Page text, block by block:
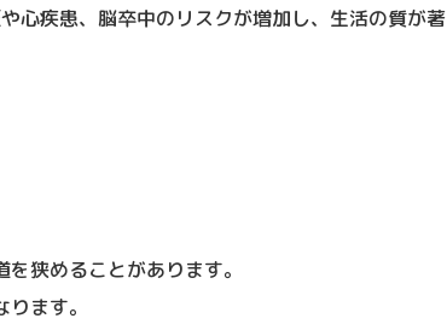
心疾患、脳卒中のリスクが増加し、生活の質が著
狭めることがあります。
ます。